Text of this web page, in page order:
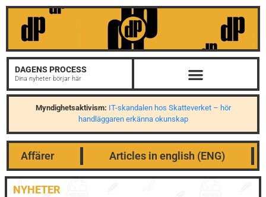
DAGENS PROCESS
Dina nyheter börjar här
Myndighetsaktivism: IT-skandalen hos Skatteverket – hör
handläggaren erkänna okunskap
Affärer Articles in english (ENG)
NYHETER